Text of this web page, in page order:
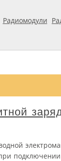
Радиомодули